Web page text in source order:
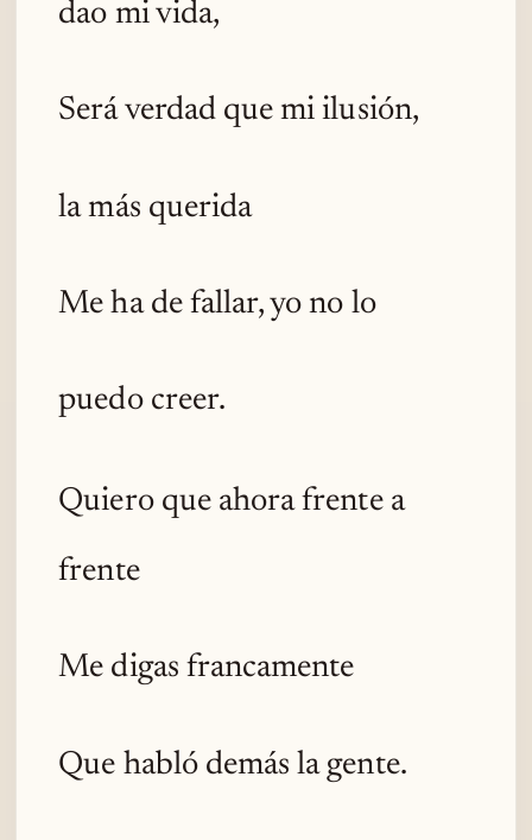
dao mi vida,
Será verdad que mi ilusión,
la más querida
Me ha de fallar, yo no lo
puedo creer.
Quiero que ahora frente a
frente
Me digas francamente
Que habló demás la gente.